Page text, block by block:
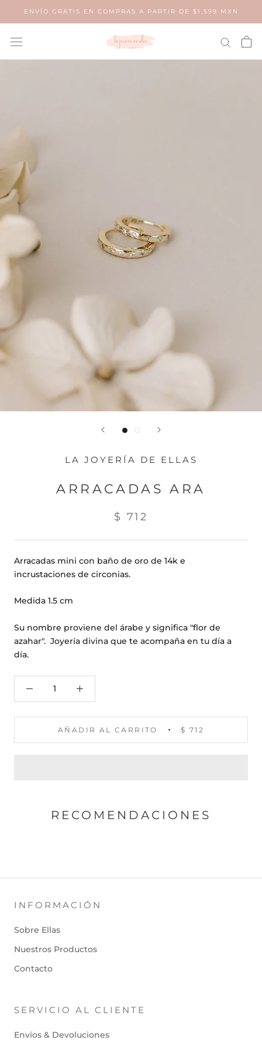
ENVÍO GRATIS EN COMPRAS A PARTIR DE $1,599 MXN
LA JOYERÍA DE ELLAS
ARRACADAS ARA
$ 712
Arracadas mini con baño de oro de 14k e
incrustaciones de circonias.
Medida 1.5 cm
Su nombre proviene del árabe y significa "flor de
azahar". Joyería divina que te acompaña en tu día a
día.
AÑADIR AL CARRITO $ 712
RECOMENDACIONES
INFORMACIÓN
Sobre Ellas
Nuestros Productos
Contacto
SERVICIO AL CLIENTE
Envíos & Devoluciones